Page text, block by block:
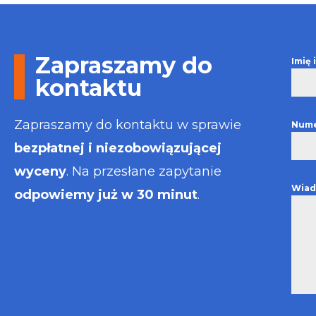
wystawiona
Zapraszamy do
kontaktu
Zapraszamy do kontaktu w sprawie
bezpłatnej i niezobowiązującej
wyceny. Na przesłane zapytanie
odpowiemy już w 30 minut.
Imię